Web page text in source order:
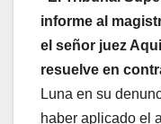
informe al
el señor juez
resuelve en
Luna en su
haber aplicado el